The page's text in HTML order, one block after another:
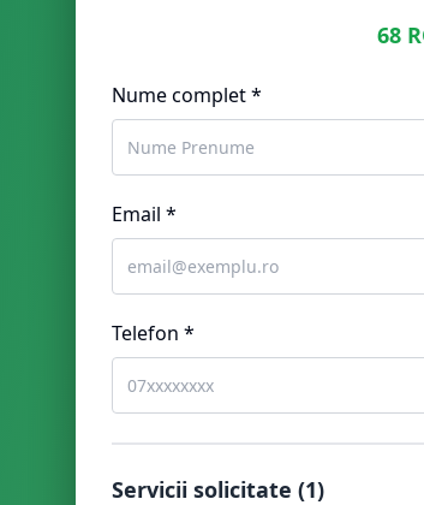
68
Nume complet *
Email *
Telefon *
Servicii solicitate (1)